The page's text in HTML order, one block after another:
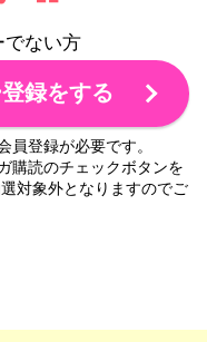
でない方
録をする
員登録が必要です。
購読のチェックボタンを
対象外となりますのでご